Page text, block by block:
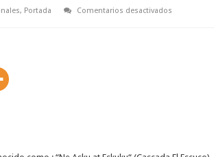
, Portada Comentarios desactivadosen